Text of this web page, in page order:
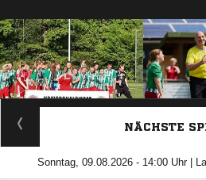
ANZEIGE
NÄCHSTE
Sonntag, 09.08.2026 - 14:00 Uhr |